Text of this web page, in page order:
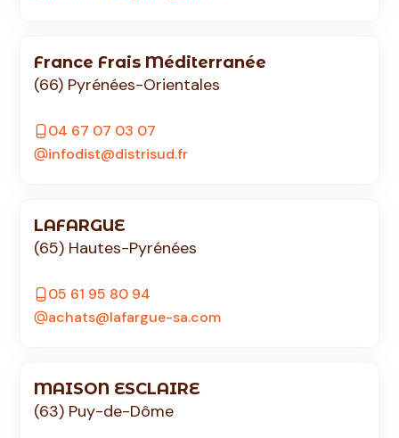
France Frais Méditerranée
(66) Pyrénées-Orientales
04 67 07 03 07
infodist@distrisud.fr
LAFARGUE
(65) Hautes-Pyrénées
05 61 95 80 94
achats@lafargue-sa.com
MAISON ESCLAIRE
(63) Puy-de-Dôme